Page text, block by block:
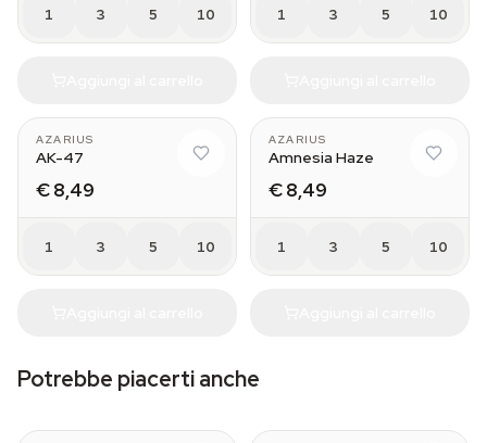
1 3 5 10 1 3 5 10
AZARIUS
AK-47
€ 8,49
1 3 5 10
AZARIUS
Amnesia Haze
€ 8,49
1 3 5 10
Potrebbe piacerti anche